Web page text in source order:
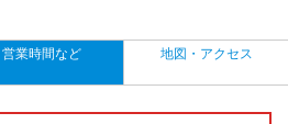
営業時間など 地図・アクセス